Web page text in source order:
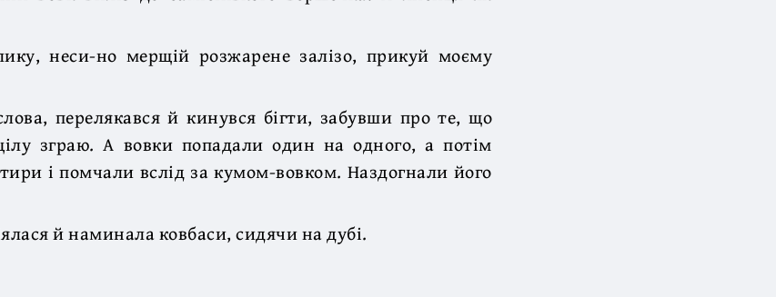
неси-но мерщій розжарене залізо, прикуй моєму
перелякався й кинувся бігти, забувши про те, що
зграю. А вовки попадали один на одного, а потім
і помчали вслід за кумом-вовком. Наздогнали його
й наминала ковбаси, сидячи на дубі.